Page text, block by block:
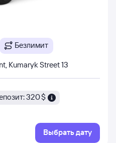
Безлимит
Kumaryk Street 13
320 $
Выбрать дату